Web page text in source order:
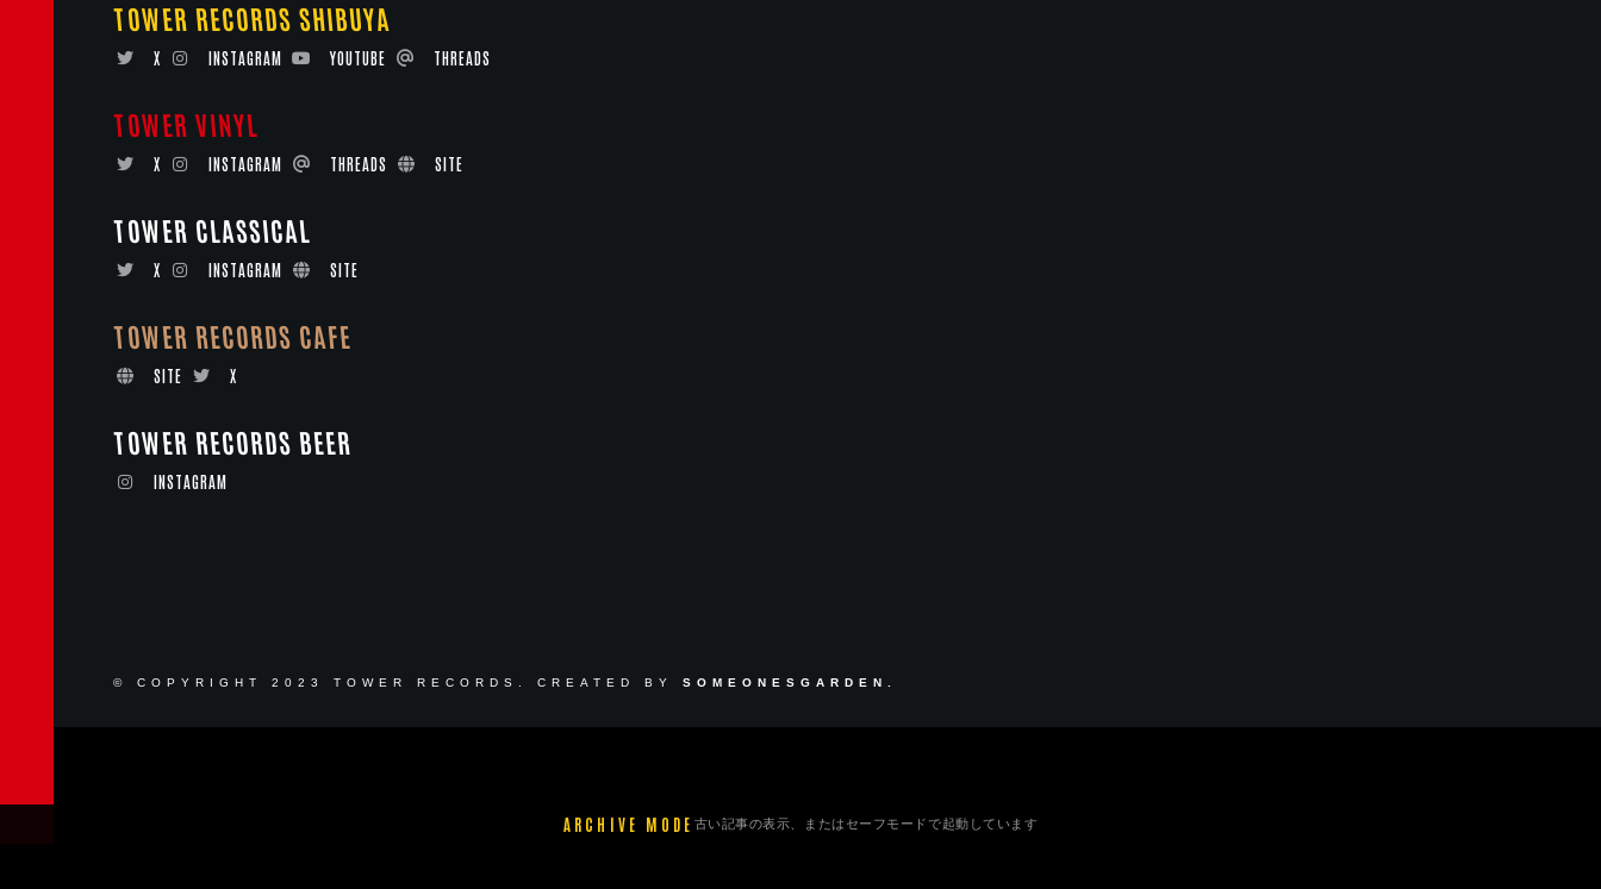
ARCHIVE MODE 古い記事の表示、またはセーフモードで起動しています
TOWER RECORDS SHIBUYA
X INSTAGRAM YOUTUBE THREADS
TOWER VINYL
X INSTAGRAM THREADS SITE
TOWER CLASSICAL
X INSTAGRAM SITE
TOWER RECORDS CAFE
SITE X
TOWER RECORDS BEER
INSTAGRAM
© COPYRIGHT 2023 TOWER RECORDS. CREATED BY SOMEONESGARDEN.